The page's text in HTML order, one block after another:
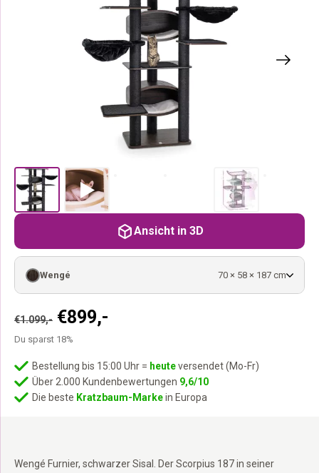
Wengé Furnier, schwarzer Sisal. Der Scorpius 187 in seiner
€1.099,- Ursprünglicher
Preis
€1.099,-
€899,-
€899,-.
Du sparst 18%
Wengé 70 × 58 × 187 cm
Bestellung bis 15:00 Uhr = heuteversendet (Mo-Fr)
Über 2.000 Kundenbewertungen 9,6/10
Die beste Kratzbaum-Markein Europa
Ansicht in 3D